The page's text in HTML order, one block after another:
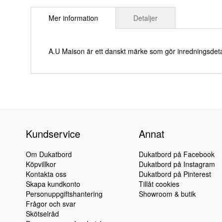
till
börjanMer information
A.U Maison är ett danskt märke som gör
Detaljer
Kundservice
Om Dukatbord
Köpvillkor
Kontakta oss
Skapa kundkonto
Personuppgiftshantering
Frågor och svar
Skötselråd
Annat
Dukatbord på Facebook
Dukatbord på Instagram
Dukatbord på Pinterest
Tillåt cookies
Showroom & butik